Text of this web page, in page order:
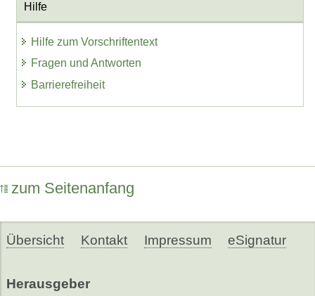
Hilfe
Hilfe zum Vorschriftentext
Fragen und Antworten
Barrierefreiheit
zum Seitenanfang
Übersicht Kontakt Impressum eSignatur
Herausgeber